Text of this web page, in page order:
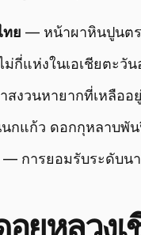
ทย — หน้าผาหินปูนตร
กี่แห่งในเอเชียตะวัน
งวนหายากที่เหลืออ
กแก้ว ดอกกุหลาบพัน
— การยอมรับระดับน